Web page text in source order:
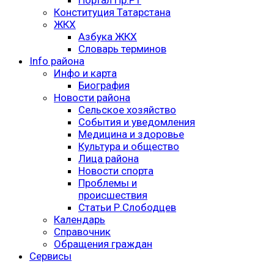
Конституция Татарстана
ЖКХ
Азбука ЖКХ
Словарь терминов
Info района
Инфо и карта
Биография
Новости района
Сельское хозяйство
События и уведомления
Медицина и здоровье
Культура и общество
Лица района
Новости спорта
Проблемы и
происшествия
Статьи Р.Слободцев
Календарь
Справочник
Обращения граждан
Сервисы